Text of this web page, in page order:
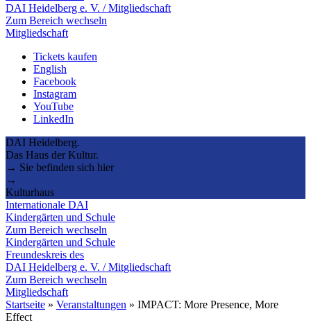
DAI Heidelberg e. V. / Mitgliedschaft
Zum Bereich wechseln
Mitgliedschaft
Tickets kaufen
English
Facebook
Instagram
YouTube
LinkedIn
DAI Heidelberg.
Das Haus der Kultur.
→ Sie befinden sich hier
→
Kulturhaus
Internationale DAI
Kindergärten und Schule
Zum Bereich wechseln
Kindergärten und Schule
Freundeskreis des
DAI Heidelberg e. V. / Mitgliedschaft
Zum Bereich wechseln
Mitgliedschaft
Startseite » Veranstaltungen » IMPACT: More Presence, More
Effect